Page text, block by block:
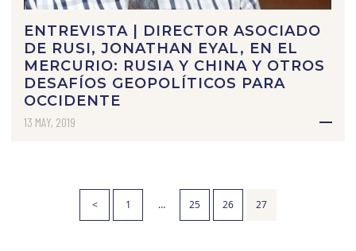
ENTREVISTA | DIRECTOR ASOCIADO
DE RUSI, JONATHAN EYAL, EN EL
MERCURIO: RUSIA Y CHINA Y OTROS
DESAFÍOS GEOPOLÍTICOS PARA
OCCIDENTE
13 MAY, 2019
< 1 … 25 26 27